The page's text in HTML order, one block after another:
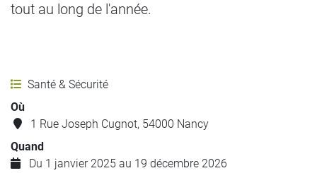
tout au long de l'année.
Santé & Sécurité
Où
1 Rue Joseph Cugnot, 54000 Nancy
Quand
Du 1 janvier 2025 au 19 décembre 2026